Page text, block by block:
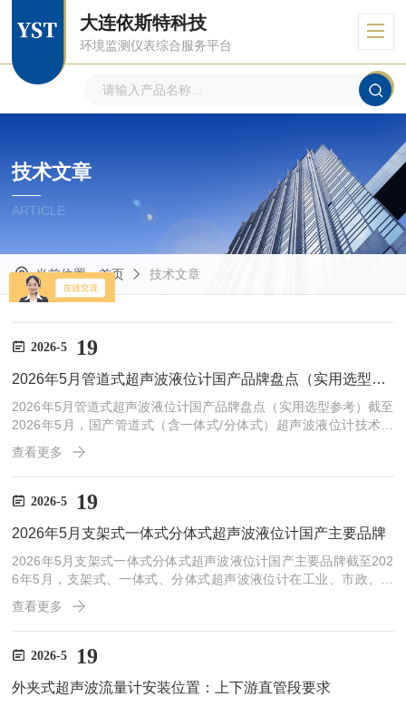
大连依斯特科技
环境监测仪表综合服务平台
技术文章
ARTICLE
当前位置：首页 技术文章
2026-5 19
2026年5月管道式超声波液位计国产品牌盘点（实用选型参考）​
2026年5月管道式超声波液位计国产品牌盘点（实用选型参考）截至
2026年5月，国产管道式（含一体式/分体式）超声波液位计技术持
续迭代，市场格局日趋成熟，各类品牌凭借差异化优势适配不同行业
工况，产品性能与适配性不断提升，已能满足市政、化工、环保等多
领域的液位测量需求。以下结合当前市场现状，盘点10个主流国产
品牌，重点凸显各品牌核心优势，助力从业者精准选型。个品牌是大
液位计研发与生产上积累了丰富经验，产品兼顾精度与实...
查看更多
2026-5 19
2026年5月支架式一体式分体式超声波液位计国产主要品牌​
2026年5月支架式一体式分体式超声波液位计国产主要品牌截至202
6年5月，支架式、一体式、分体式超声波液位计在工业、市政、环
保等领域应用广泛，国产相关品牌凭借贴合国内工况的设计和扎实的
产品性能，占据了重要的市场空间。以下梳理国内主要品牌，重点呈
现各品牌的产品优势与应用特色，助力行业选型参考，所有品牌均能
提供支架式、一体式、分体式三种类型产品。大连依斯特（YST）是
种复杂工况。其采用军工级技术校准，搭载双路温度传感器...
查看更多
2026-5 19
外夹式超声波流量计安装位置：上下游直管段要求